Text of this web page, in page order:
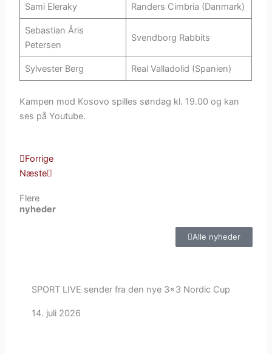
Sami Eleraky Randers Cimbria (Danmark)
Sebastian Åris
Petersen
Svendborg Rabbits
Sylvester Berg Real Valladolid (Spanien)
Kampen mod Kosovo spilles søndag kl. 19.00 og kan
ses på Youtube.
Tidligere
Forrige
Næste
Næste
Flere
nyheder
Alle nyheder
SPORT LIVE sender fra den nye 3×3 Nordic Cup
14. juli 2026